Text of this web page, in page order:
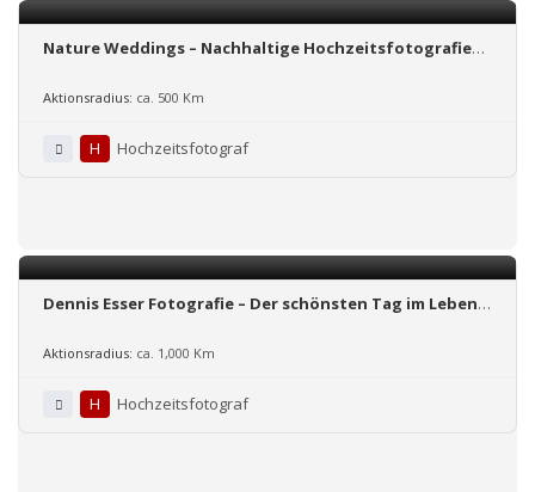
Nature Weddings – Nachhaltige Hochzeits­fotografie
Hochzeiten
Aktionsradius: ca. 500 Km
H Hochzeitsfotograf
Dennis Esser Fotografie – Der schönsten Tag im Leben
Aktionsradius: ca. 1,000 Km
H Hochzeitsfotograf